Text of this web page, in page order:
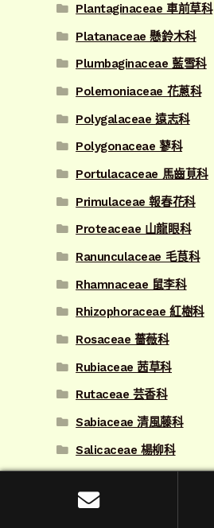
Plantaginaceae 車前草科
Platanaceae 懸鈴木科
Plumbaginaceae 藍雪科
Polemoniaceae 花蔥科
Polygalaceae 遠志科
Polygonaceae 蓼科
Portulacaceae 馬齒莧科
Primulaceae 報春花科
Proteaceae 山龍眼科
Ranunculaceae 毛茛科
Rhamnaceae 鼠李科
Rhizophoraceae 紅樹科
Rosaceae 薔薇科
Rubiaceae 茜草科
Rutaceae 芸香科
Sabiaceae 清風藤科
Salicaceae 楊柳科
Sapotaceae 山欖科